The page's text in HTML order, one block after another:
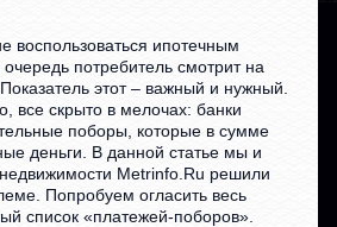
воспользоваться ипотечным
потребитель смотрит на
этот – важный и нужный.
все скрыто в мелочах: банки
поборы, которые в сумме
деньги. В данной статье мы и
Metrinfo.Ru решили
Попробуем огласить весь
список «платежей-поборов».